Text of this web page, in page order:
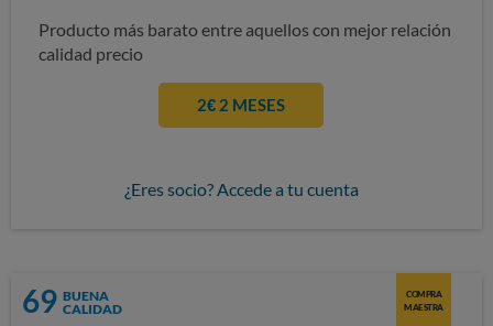
Producto más barato entre aquellos con mejor relación
calidad precio
2€ 2 MESES
¿Eres socio? Accede a tu cuenta
69 BUENA
CALIDAD
COMPRA
MAESTRA